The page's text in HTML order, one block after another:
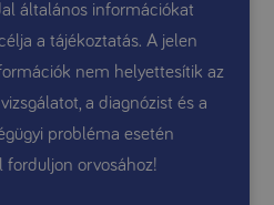
általános információkat
a tájékoztatás. A jelen
nem helyettesítik az
a diagnózist és a
probléma esetén
forduljon orvosához!